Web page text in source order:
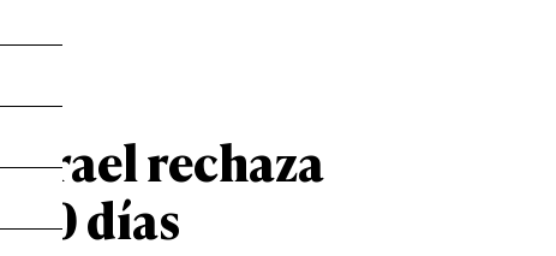
rechaza
70 días